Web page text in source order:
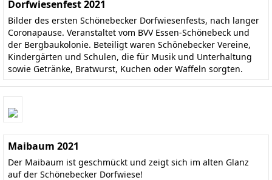
Dorfwiesenfest 2021
Bilder des ersten Schönebecker Dorfwiesenfests, nach langer
Coronapause. Veranstaltet vom BVV Essen-Schönebeck und
der Bergbaukolonie. Beteiligt waren Schönebecker Vereine,
Kindergärten und Schulen, die für Musik und Unterhaltung
sowie Getränke, Bratwurst, Kuchen oder Waffeln sorgten.
Maibaum 2021
Der Maibaum ist geschmückt und zeigt sich im alten Glanz
auf der Schönebecker Dorfwiese!